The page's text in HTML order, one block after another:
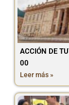
ACCIÓN DE
00
Leer más »